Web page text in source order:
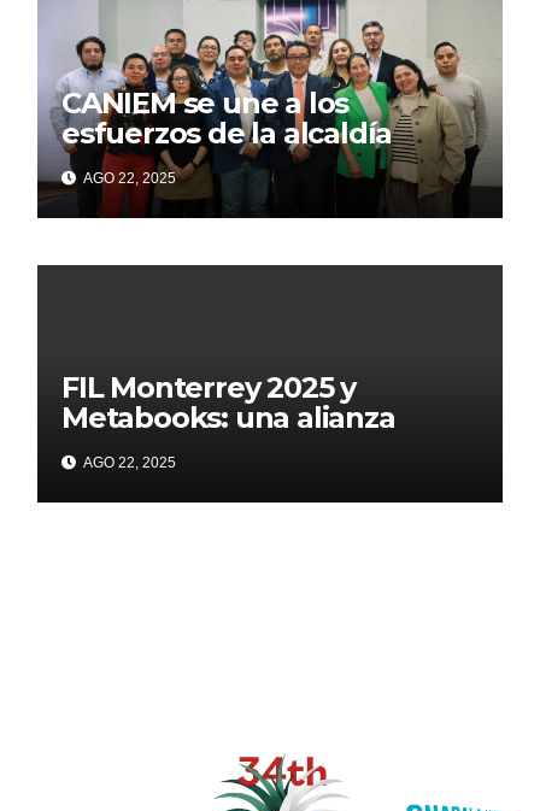
CANIEM se une a los
esfuerzos de la alcaldía
Iztapalapa para acercar a
grupos vulnerables a la
lectura
AGO 22, 2025
FIL Monterrey 2025 y
Metabooks: una alianza
estratégica por el futuro del
libro: Innovación, tecnología
y mayor visibilidad para el
AGO 22, 2025